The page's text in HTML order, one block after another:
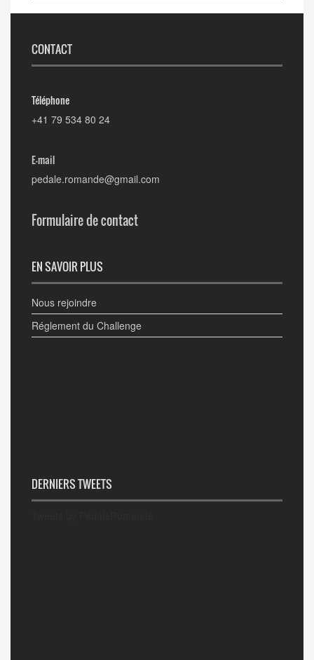
CONTACT
Téléphone
+41 79 534 80 24
E-mail
pedale.romande@gmail.com
Formulaire de contact
EN SAVOIR PLUS
Nous rejoindre
Réglement du Challenge
DERNIERS TWEETS